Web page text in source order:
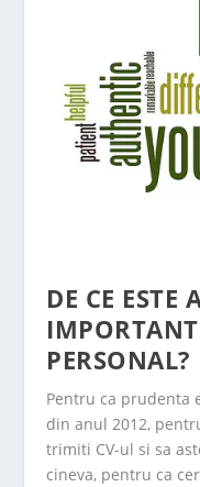
DE CE ESTE
PERSONAL?
Pentru ca prudenta
din anul 2012,
trimiti CV-ul si sa
cineva, pentru ca